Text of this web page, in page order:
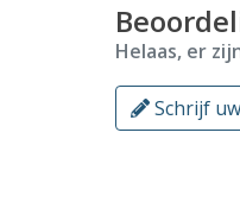
Helaas, er
Schrijf